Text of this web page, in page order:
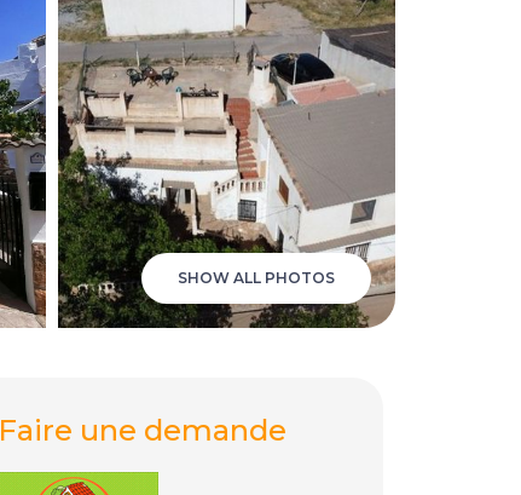
SHOW ALL PHOTOS
Faire une demande